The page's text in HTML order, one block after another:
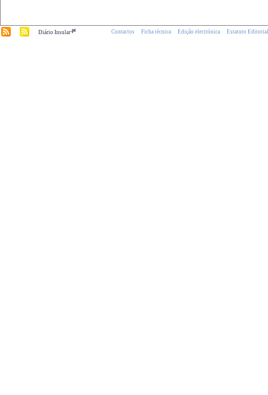
Diário Insular.pt Contactos Ficha técnica Edição electrónica Estatuto Editorial